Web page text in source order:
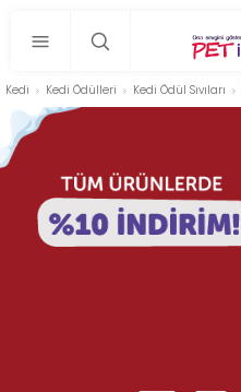
Kedi Kedi Ödülleri Kedi Ödül Sıvıları